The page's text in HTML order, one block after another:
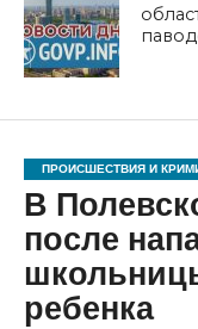
ПРОИСШЕСТВИЯ И
В
после
ребенка